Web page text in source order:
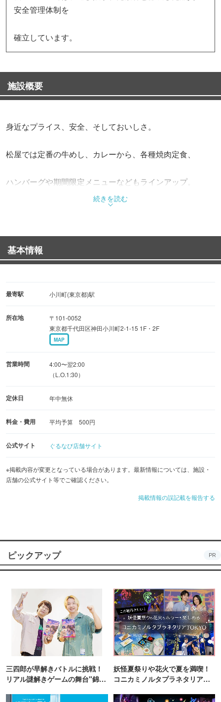
安全管理体制を
確立しています。
施設概要
身近なプライス、安全、そしておいしさ。
松屋では定番の牛めし、カレーから、各種焼肉定食、
ハンバーグや期間限定メニューなどもラインアップ。
また、朝定食や多彩なサイドメニューも充実させながら、
お客様の健康で豊かな食生活を応援しています。
続きを読む
基本情報
最寄駅 小川町(東京都)駅
所在地
〒101-0052
東京都千代田区神田小川町2-1-15 1F・2F
MAP
営業時間
4:00〜翌2:00
（L.O.1:30）
定休日 年中無休
料金・費用 平均予算 500円
公式サイト ぐるなび店舗サイト
※掲載内容が変更となっている場合があります。最新情報については、施設・
店舗の公式サイト等でご確認ください。
掲載情報の誤記載を報告する
ピックアップ PR
三四郎が早解きバトルに挑戦！
リアル謎解きゲームの舞台"錦糸
妖怪夏祭りや花火で夏を満喫！
コニカミノルタプラネタリア